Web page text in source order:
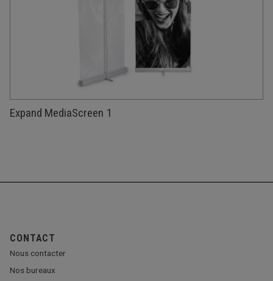
Expand MediaScreen 1
CONTACT
Nous contacter
Nos bureaux